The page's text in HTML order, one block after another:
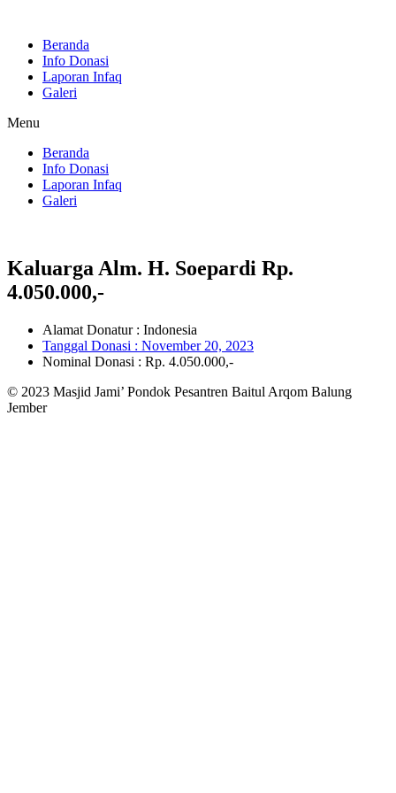
contentBeranda
Info Donasi
Laporan Infaq
Galeri
Menu
Beranda
Info Donasi
Laporan Infaq
Galeri
Kaluarga Alm. H. Soepardi Rp.
4.050.000,-
Alamat Donatur : Indonesia
Tanggal Donasi : November 20, 2023
Nominal Donasi : Rp. 4.050.000,-
© 2023 Masjid Jami’ Pondok Pesantren Baitul Arqom Balung
Jember